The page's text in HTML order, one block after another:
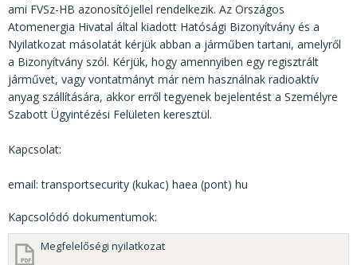
ami FVSz-HB azonosítójellel rendelkezik. Az Országos
Atomenergia Hivatal által kiadott Hatósági Bizonyítvány és a
Nyilatkozat másolatát kérjük abban a járműben tartani, amelyről
a Bizonyítvány szól. Kérjük, hogy amennyiben egy regisztrált
járművet, vagy vontatmányt már nem használnak radioaktív
anyag szállítására, akkor erről tegyenek bejelentést a Személyre
Szabott Ügyintézési Felületen keresztül.
Kapcsolat:
email: transportsecurity (kukac) haea (pont) hu
Kapcsolódó dokumentumok:
Megfelelőségi nyilatkozat